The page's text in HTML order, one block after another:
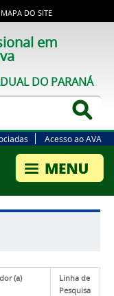
MAPA DO SITE
em
DO PARANÁ
Acesso ao AVA
(a)
Linha de
Pesquisa